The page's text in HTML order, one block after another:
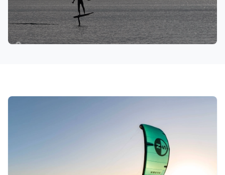
Structures proposant Efoil Électrique